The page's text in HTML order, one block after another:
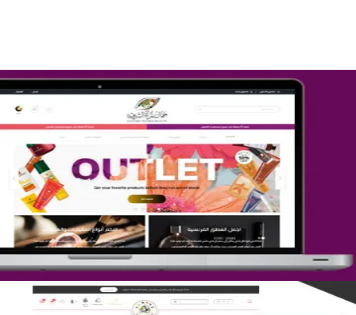
تصميم متجر جمال المرأة الشرقية
التفاصيل